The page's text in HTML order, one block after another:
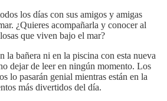
los días con sus amigos y amigas
¿Quieres acompañarla y conocer al
que viven bajo el mar?
la bañera ni en la piscina con esta nueva
dejar de leer en ningún momento. Los
lo pasarán genial mientras están en la
más divertidos del día.